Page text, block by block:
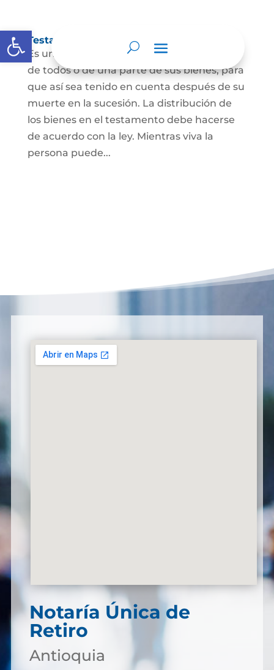
Abrir barra de herramientas
Testamento
Es un acto por el cual una persona dispone
de todos o de una parte de sus bienes, para
que así sea tenido en cuenta después de su
muerte en la sucesión. La distribución de
los bienes en el testamento debe hacerse
de acuerdo con la ley. Mientras viva la
persona puede...
Notaría Única de
Retiro
Antioquia